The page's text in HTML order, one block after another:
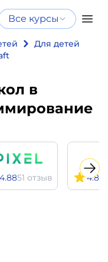
Все курсы
Для детей
в
4.8851 отзыв 4.87
и ИИ